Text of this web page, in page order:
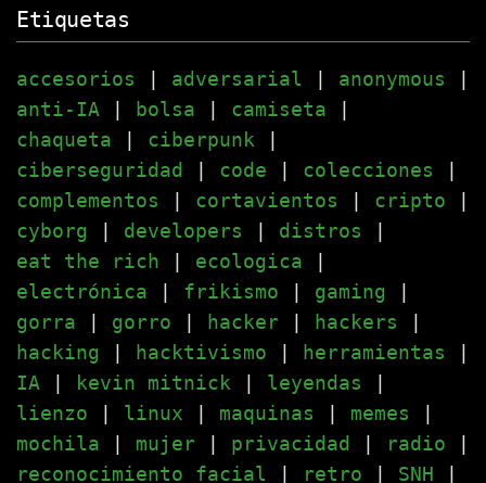
Etiquetas
accesorios | adversarial | anonymous |
anti-IA | bolsa | camiseta |
chaqueta | ciberpunk |
ciberseguridad | code | colecciones |
complementos | cortavientos | cripto |
cyborg | developers | distros |
eat the rich | ecologica |
electrónica | frikismo | gaming |
gorra | gorro | hacker | hackers |
hacking | hacktivismo | herramientas |
IA | kevin mitnick | leyendas |
lienzo | linux | maquinas | memes |
mochila | mujer | privacidad | radio |
reconocimiento facial | retro | SNH |